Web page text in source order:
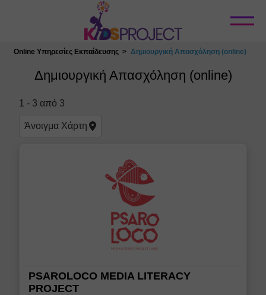
Κλείσιμο
Online Υπηρεσίες Εκπαίδευσης Δημιουργική Απασχόληση (online)
Δημιουργική Απασχόληση (online)
1 - 3 από 3
Άνοιγμα Χάρτη
PSAROLOCO MEDIA LITERACY
PROJECT